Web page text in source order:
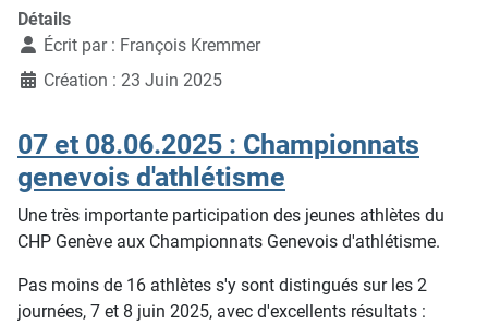
Détails
Écrit par : François Kremmer
Création : 23 Juin 2025
07 et 08.06.2025 : Championnats
genevois d'athlétisme
Une très importante participation des jeunes athlètes du
CHP Genève aux Championnats Genevois d'athlétisme.
Pas moins de 16 athlètes s'y sont distingués sur les 2
journées, 7 et 8 juin 2025, avec d'excellents résultats :